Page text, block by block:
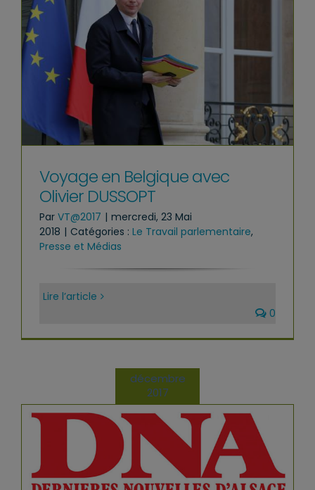
Voyage en Belgique avec
Olivier DUSSOPT
Par VT@2017 | mercredi, 23 Mai
2018 | Catégories : Le Travail parlementaire,
Presse et Médias
Lire l’article
0
décembre
2017